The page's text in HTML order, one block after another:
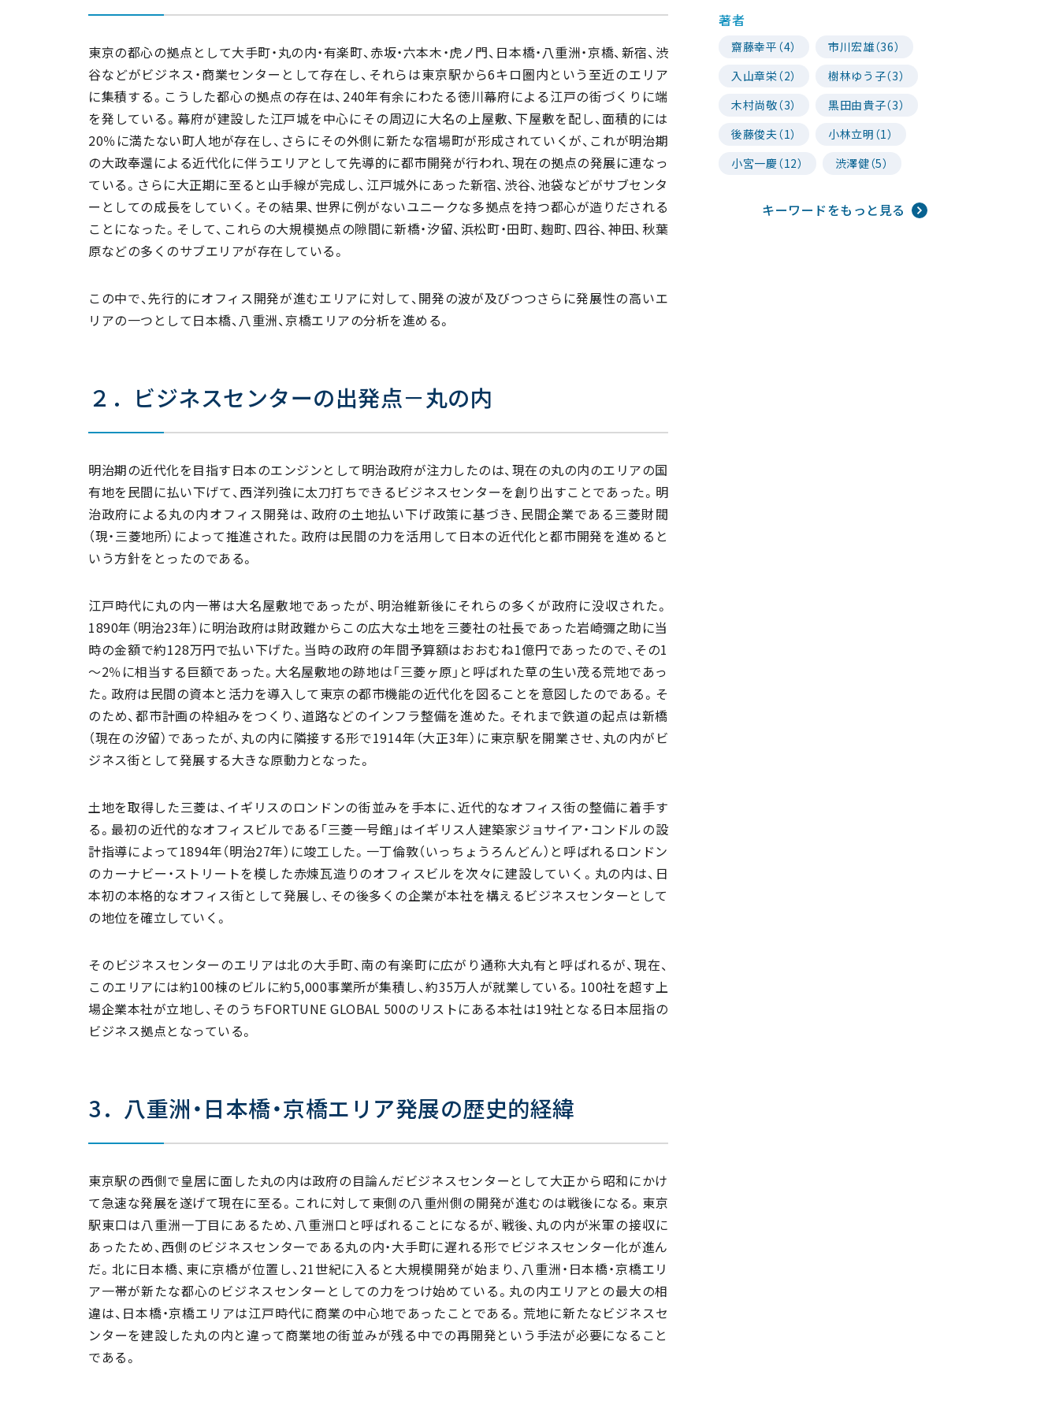
東京の都心の拠点として大手町・丸の内・有楽町、赤坂・六本木・虎ノ門、日本橋・八重洲・京橋、新宿、渋
谷などがビジネス・商業センターとして存在し、それらは東京駅から6キロ圏内という至近のエリア
に集積する。こうした都心の拠点の存在は、240年有余にわたる徳川幕府による江戸の街づくりに端
を発している。幕府が建設した江戸城を中心にその周辺に大名の上屋敷、下屋敷を配し、面積的には
20％に満たない町人地が存在し、さらにその外側に新たな宿場町が形成されていくが、これが明治期
の大政奉還による近代化に伴うエリアとして先導的に都市開発が行われ、現在の拠点の発展に連なっ
ている。さらに大正期に至ると山手線が完成し、江戸城外にあった新宿、渋谷、池袋などがサブセンタ
ーとしての成長をしていく。その結果、世界に例がないユニークな多拠点を持つ都心が造りだされる
ことになった。そして、これらの大規模拠点の隙間に新橋・汐留、浜松町・田町、麹町、四谷、神田、秋葉
原などの多くのサブエリアが存在している。
この中で、先行的にオフィス開発が進むエリアに対して、開発の波が及びつつさらに発展性の高いエ
リアの一つとして日本橋、八重洲、京橋エリアの分析を進める。
２．ビジネスセンターの出発点－丸の内
明治期の近代化を目指す日本のエンジンとして明治政府が注力したのは、現在の丸の内のエリアの国
有地を民間に払い下げて、西洋列強に太刀打ちできるビジネスセンターを創り出すことであった。明
治政府による丸の内オフィス開発は、政府の土地払い下げ政策に基づき、民間企業である三菱財閥
（現・三菱地所）によって推進された。政府は民間の力を活用して日本の近代化と都市開発を進めると
いう方針をとったのである。
江戸時代に丸の内一帯は大名屋敷地であったが、明治維新後にそれらの多くが政府に没収された。
1890年（明治23年）に明治政府は財政難からこの広大な土地を三菱社の社長であった岩崎彌之助に当
時の金額で約128万円で払い下げた。当時の政府の年間予算額はおおむね1億円であったので、その1
～2％に相当する巨額であった。大名屋敷地の跡地は「三菱ヶ原」と呼ばれた草の生い茂る荒地であっ
た。政府は民間の資本と活力を導入して東京の都市機能の近代化を図ることを意図したのである。そ
のため、都市計画の枠組みをつくり、道路などのインフラ整備を進めた。それまで鉄道の起点は新橋
（現在の汐留）であったが、丸の内に隣接する形で1914年（大正3年）に東京駅を開業させ、丸の内がビ
ジネス街として発展する大きな原動力となった。
土地を取得した三菱は、イギリスのロンドンの街並みを手本に、近代的なオフィス街の整備に着手す
る。最初の近代的なオフィスビルである「三菱一号館」はイギリス人建築家ジョサイア・コンドルの設
計指導によって1894年（明治27年）に竣工した。一丁倫敦（いっちょうろんどん）と呼ばれるロンドン
のカーナビー・ストリートを模した赤煉瓦造りのオフィスビルを次々に建設していく。丸の内は、日
本初の本格的なオフィス街として発展し、その後多くの企業が本社を構えるビジネスセンターとして
の地位を確立していく。
そのビジネスセンターのエリアは北の大手町、南の有楽町に広がり通称大丸有と呼ばれるが、現在、
このエリアには約100棟のビルに約5,000事業所が集積し、約35万人が就業している。100社を超す上
場企業本社が立地し、そのうちFORTUNE GLOBAL 500のリストにある本社は19社となる日本屈指の
ビジネス拠点となっている。
3．八重洲・日本橋・京橋エリア発展の歴史的経緯
東京駅の西側で皇居に面した丸の内は政府の目論んだビジネスセンターとして大正から昭和にかけ
て急速な発展を遂げて現在に至る。これに対して東側の八重州側の開発が進むのは戦後になる。東京
駅東口は八重洲一丁目にあるため、八重洲口と呼ばれることになるが、戦後、丸の内が米軍の接収に
あったため、西側のビジネスセンターである丸の内・大手町に遅れる形でビジネスセンター化が進ん
だ。北に日本橋、東に京橋が位置し、21世紀に入ると大規模開発が始まり、八重洲・日本橋・京橋エリ
ア一帯が新たな都心のビジネスセンターとしての力をつけ始めている。丸の内エリアとの最大の相
違は、日本橋・京橋エリアは江戸時代に商業の中心地であったことである。荒地に新たなビジネスセ
ンターを建設した丸の内と違って商業地の街並みが残る中での再開発という手法が必要になること
である。
著者
齋藤幸平（4）
市川宏雄（36）
入山章栄（2）
樹林ゆう子（3）
木村尚敬（3）
黒田由貴子（3）
後藤俊夫（1）
小林立明（1）
小宮一慶（12）
渋澤健（5）
キーワードをもっと見る